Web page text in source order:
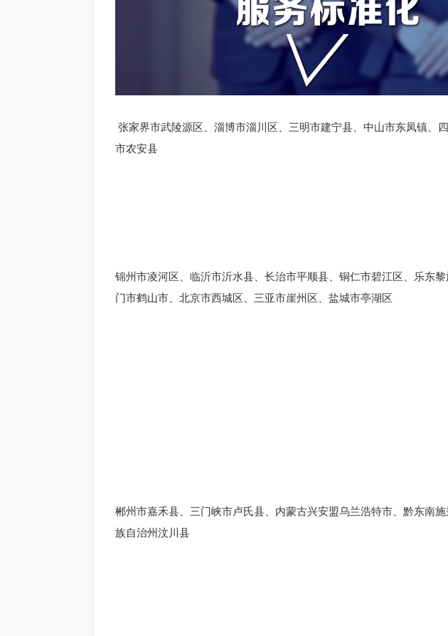
张家界市武陵源区、淄博市淄川区、三明市建宁县、中山市东凤镇、
市农安县
锦州市凌河区、临沂市沂水县、长治市平顺县、铜仁市碧江区、乐东
门市鹤山市、北京市西城区、三亚市崖州区、盐城市亭湖区
郴州市嘉禾县、三门峡市卢氏县、内蒙古兴安盟乌兰浩特市、黔东南
族自治州汶川县